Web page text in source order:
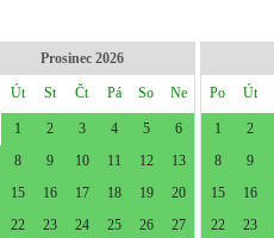
Prosinec 2026
Út St Čt Pá So Ne
1 2 3 4 5
6
8 9 10 11 12
13
15 16 17 18 19
20
22 23 24 25 26
27
Po Út
1 2
8
9
15
16
22
23